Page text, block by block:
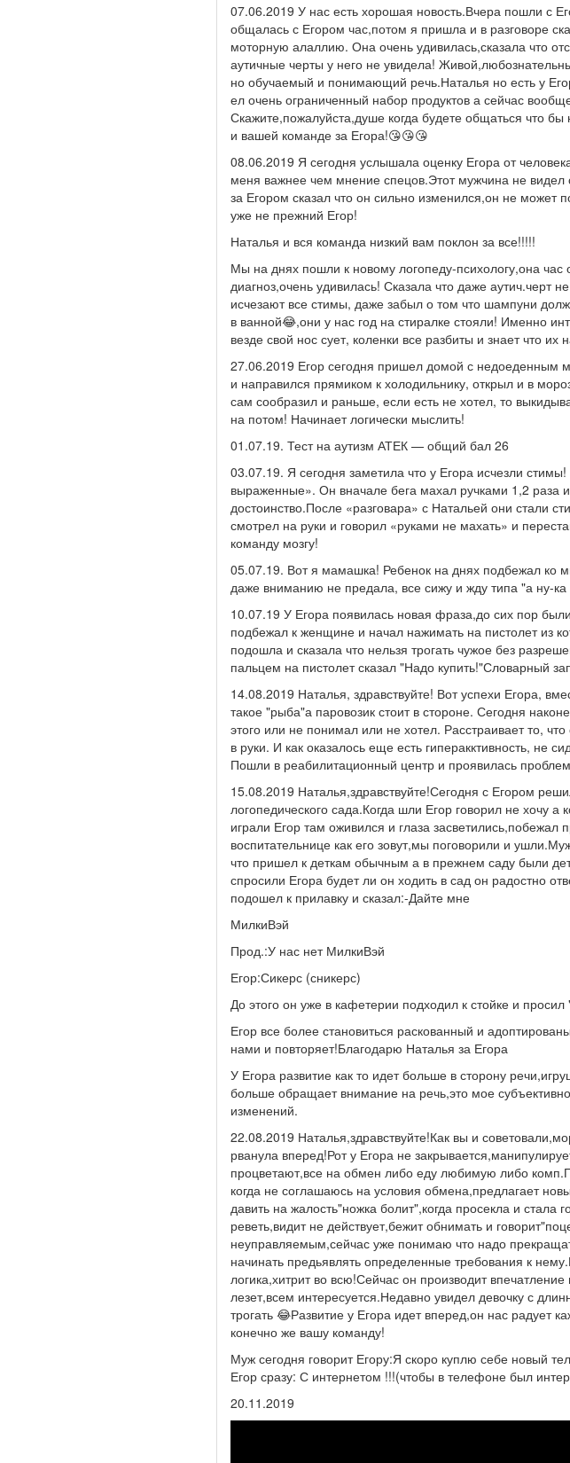
07.06.2019 У нас есть хорошая новость.Вчера пошли с
общалась с Егором час,потом я пришла и в разговоре
моторную алаллию. Она очень удивилась,сказала что
аутичные черты у него не увидела!
но обучаемый и понимающий речь.Наталья но есть у
ел очень ограниченный набор продуктов а сейчас
Скажите,пожалуйста,душе когда будете общаться что
и вашей команде за Егора!😘😘😘
08.06.2019 Я сегодня услышала оценку Егора от
меня важнее чем мнение спецов.Этот мужчина не
за Егором сказал что он сильно изменился,он не может
уже не прежний Егор!
Наталья и вся команда низкий вам поклон за все!!!!!
Мы на днях пошли к новому логопеду-психологу,она час
диагноз,очень удивилась! Сказала что даже аутич.черт
исчезают все стимы, даже забыл о том что шампуни
в ванной😂,они у нас год на стиралке стояли! Именно
везде свой нос сует, коленки все разбиты и знает что их
27.06.2019 Егор сегодня пришел домой с недоеденным
и направился прямиком к холодильнику, открыл и в
сам сообразил и раньше, если есть не хотел, то
на потом! Начинает логически мыслить!
01.07.19. Тест на аутизм АТЕК — общий бал 26
03.07.19. Я сегодня заметила что у Егора исчезли
выраженные». Он вначале бега махал ручками 1,2 раза и
достоинство.После «разговара» с Натальей они стали
смотрел на руки и говорил «руками не махать» и
команду мозгу!
05.07.19. Вот я мамашка! Ребенок на днях подбежал ко
даже вниманию не предала, все сижу и жду типа "а ну-ка
10.07.19 У Егора появилась новая фраза,до сих пор
подбежал к женщине и начал нажимать на пистолет из
подошла и сказала что нельзя трогать чужое без
пальцем на пистолет сказал "Надо купить!"Словарный
14.08.2019 Наталья, здравствуйте! Вот успехи Егора,
такое "рыба"а паровозик стоит в стороне. Сегодня
этого или не понимал или не хотел. Расстраивает то,
в руки. И как оказалось еще есть гиперакктивность, не
Пошли в реабилитационный центр и проявилась
15.08.2019 Наталья,здравствуйте!Сегодня с Егором
логопедического сада.Когда шли Егор говорил не хочу а
играли Егор там оживился и глаза засветились,побежал
воспитательнице как его зовут,мы поговорили и
что пришел к деткам обычным а в прежнем саду были
спросили Егора будет ли он ходить в сад он радостно
подошел к прилавку и сказал:-Дайте мне
МилкиВэй
Прод.:У нас нет МилкиВэй
Егор:Сикерс (сникерс)
До этого он уже в кафетерии подходил к стойке и
Егор все более становиться раскованный и
нами и повторяет!Благодарю Наталья за Егора
У Егора развитие как то идет больше в сторону
больше обращает внимание на речь,это мое
изменений.
22.08.2019 Наталья,здравствуйте!Как вы и
рванула вперед!Рот у Егора не
процветают,все на обмен либо еду любимую либо
когда не соглашаюсь на условия обмена,предлагает
давить на жалость"ножка болит",когда просекла и
реветь,видит не действует,бежит обнимать и
неуправляемым,сейчас уже понимаю что надо
начинать предьявлять определенные требования к
логика,хитрит во всю!Сейчас он производит
лезет,всем интересуется.Недавно увидел девочку с
трогать 😂Развитие у Егора идет вперед,он нас радует
конечно же вашу команду!
Муж сегодня говорит Егору:Я скоро куплю себе новый
Егор сразу: С интернетом !!!(чтобы в телефоне был
20.11.2019